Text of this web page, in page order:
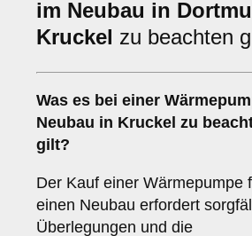
im Neubau in
Kruckel zu beachten
Was es bei einer
Neubau in Kruckel zu
gilt?
Der Kauf einer Wärmepumpe
einen Neubau erfordert
Überlegungen und die